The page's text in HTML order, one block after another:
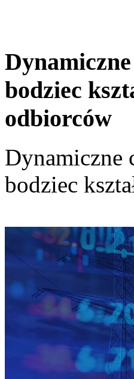
bodziec
odbiorców
Dynamiczne
bodziec